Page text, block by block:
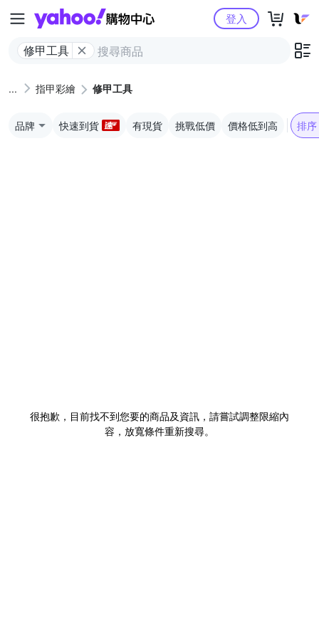
Yahoo購物中心
修甲工具
登入
指甲彩繪 修甲工具
品牌 快速到貨 有現貨 挑戰低價 價格低到高 排序
很抱歉，目前找不到您要的商品及資訊，請嘗試調整限縮內
容，放寬條件重新搜尋。